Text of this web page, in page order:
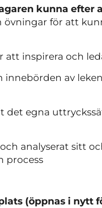
kunna efter
övningar för att
att inspirera och
av
det egna
analyserat sitt
process
(öppnas i nytt